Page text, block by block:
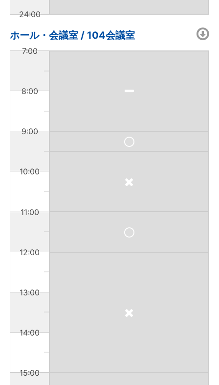
24:00
ホール・会議室 / 104会議室
7:00
8:00
9:00
10:00
11:00
12:00
13:00
14:00
15:00